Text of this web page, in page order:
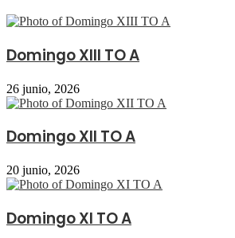
Domingo XIII TO A
26 junio, 2026
Domingo XII TO A
20 junio, 2026
Domingo XI TO A